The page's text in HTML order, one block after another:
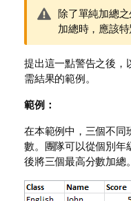
警
告
備
註
除了單純加總
加總時，應該特
提出這一點警告之後，
需結果的範例。
範例：
在本範例中，三個不同
數。團隊可以從個別年
後將三個最高分數加總